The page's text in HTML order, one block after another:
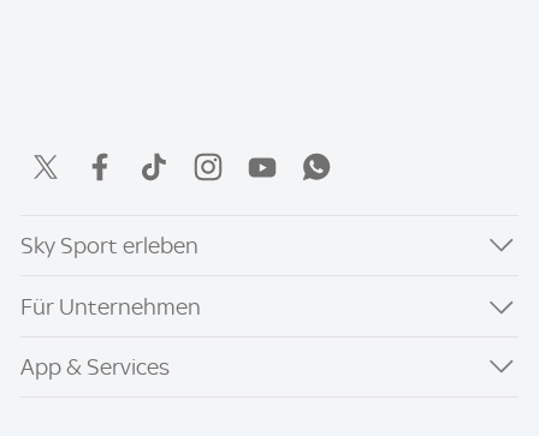
Sky Sport erleben
Für Unternehmen
App & Services